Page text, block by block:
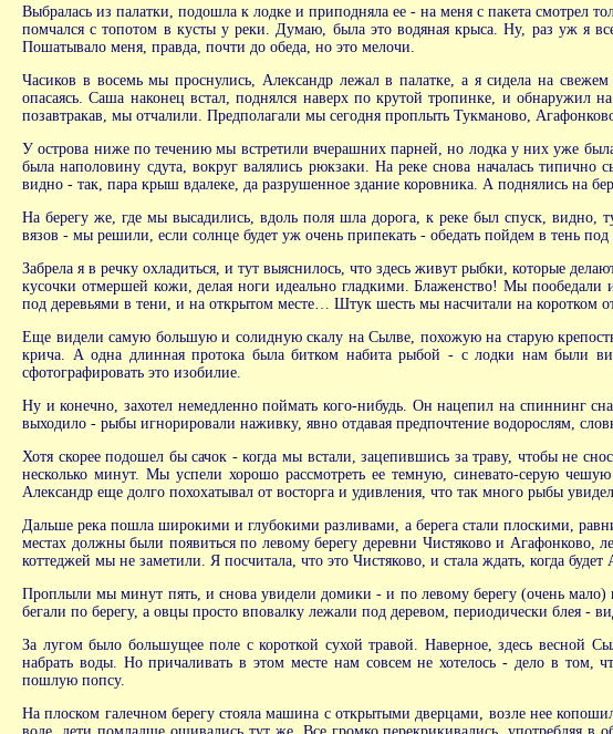
Выбралась из палатки, подошла к лодке и приподняла ее - на меня с пакета смотрел
помчался с топотом в кусты у реки. Думаю, была это водяная крыса. Ну, раз уж я
Пошатывало меня, правда, почти до обеда, но это мелочи.
Часиков в восемь мы проснулись, Александр лежал в палатке, а я сидела на
опасаясь. Саша наконец встал, поднялся наверх по крутой тропинке, и обнаружил
позавтракав, мы отчалили. Предполагали мы сегодня проплыть Тукманово,
У острова ниже по течению мы встретили вчерашних парней, но лодка у них уже
была наполовину сдута, вокруг валялись рюкзаки. На реке снова началась
видно - так, пара крыш вдалеке, да разрушенное здание коровника. А поднялись на
На берегу же, где мы высадились, вдоль поля шла дорога, к реке был спуск, видно,
вязов - мы решили, если солнце будет уж очень припекать - обедать пойдем в тень
Забрела я в речку охладиться, и тут выяснилось, что здесь живут рыбки, которые
кусочки отмершей кожи, делая ноги идеально гладкими. Блаженство! Мы
под деревьями в тени, и на открытом месте… Штук шесть мы насчитали на коротком
Еще видели самую большую и солидную скалу на Сылве, похожую на старую
крича. А одна длинная протока была битком набита рыбой - с лодки нам были
сфотографировать это изобилие.
Ну и конечно, захотел немедленно поймать кого-нибудь. Он нацепил на спиннинг
выходило - рыбы игнорировали наживку, явно отдавая предпочтение водорослям,
Хотя скорее подошел бы сачок - когда мы встали, зацепившись за траву, чтобы не
несколько минут. Мы успели хорошо рассмотреть ее темную, синевато-серую
Александр еще долго похохатывал от восторга и удивления, что так много рыбы
Дальше река пошла широкими и глубокими разливами, а берега стали плоскими,
местах должны были появиться по левому берегу деревни Чистяково и
коттеджей мы не заметили. Я посчитала, что это Чистяково, и стала ждать, когда будет
Проплыли мы минут пять, и снова увидели домики - и по левому берегу (очень
бегали по берегу, а овцы просто вповалку лежали под деревом, периодически блея -
За лугом было большущее поле с короткой сухой травой. Наверное, здесь весной
набрать воды. Но причаливать в этом месте нам совсем не хотелось - дело в
пошлую попсу.
На плоском галечном берегу стояла машина с открытыми дверцами, возле нее